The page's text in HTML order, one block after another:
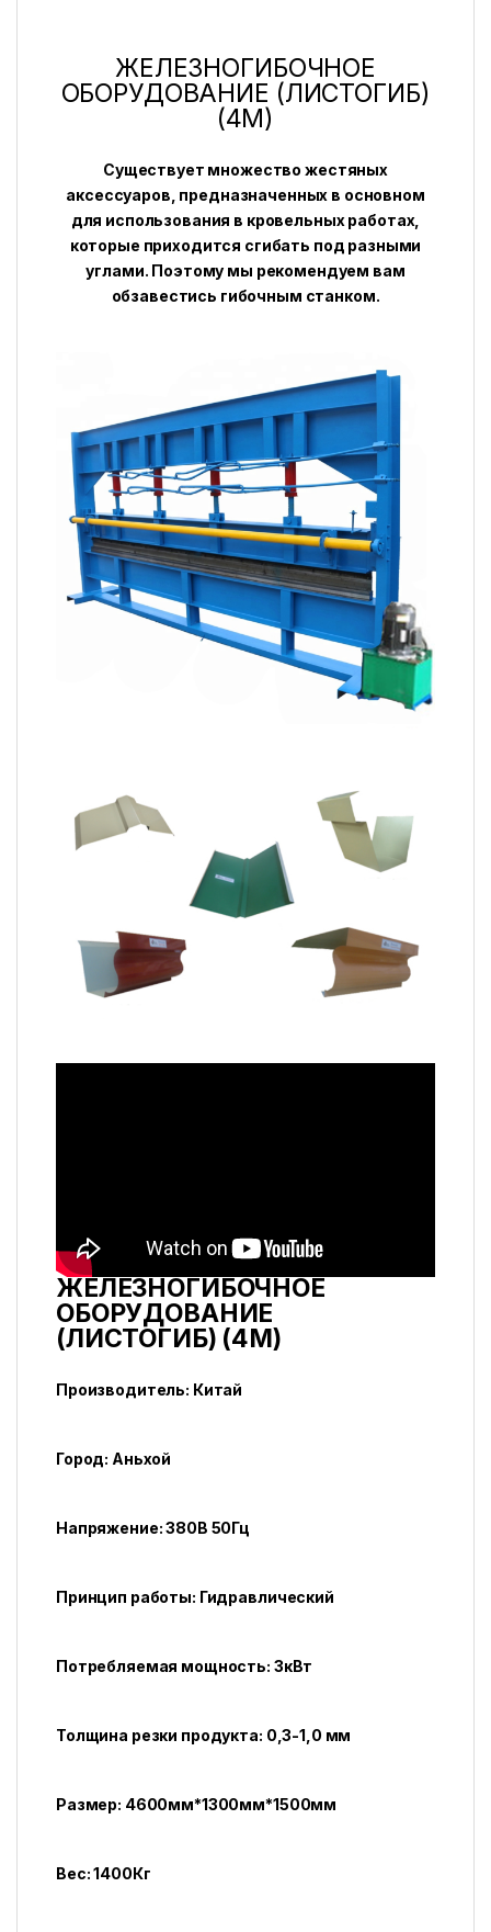
ЖЕЛЕЗНОГИБОЧНОЕ
ОБОРУДОВАНИЕ (ЛИСТОГИБ)
(4M)
Существует множество жестяных
аксессуаров, предназначенных в основном
для использования в кровельных работах,
которые приходится сгибать под разными
углами. Поэтому мы рекомендуем вам
обзавестись гибочным станком.
ЖЕЛЕЗНОГИБОЧНОЕ
ОБОРУДОВАНИЕ
(ЛИСТОГИБ) (4M)
Производитель: Китай
Город: Аньхой
Напряжение: 380В 50Гц
Принцип работы: Гидравлический
Потребляемая мощность: 3кВт
Толщина резки продукта: 0,3-1,0 мм
Размер: 4600мм*1300мм*1500мм
Вес: 1400Кг